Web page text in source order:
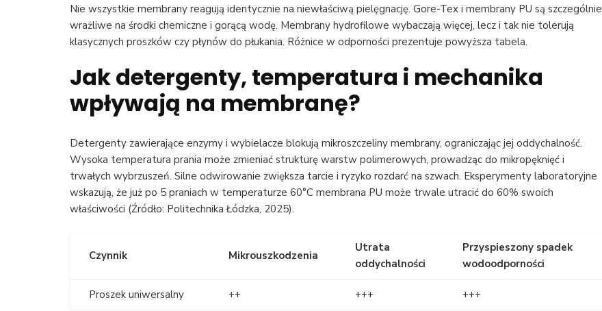
Nie wszystkie membrany reagują identycznie na niewłaściwą pielęgnację. Gore-Tex i membrany PU są szczególnie
wrażliwe na środki chemiczne i gorącą wodę. Membrany hydrofilowe wybaczają więcej, lecz i tak nie tolerują
klasycznych proszków czy płynów do płukania. Różnice w odporności prezentuje powyższa tabela.
Jak detergenty, temperatura i mechanika
wpływają na membranę?
Detergenty zawierające enzymy i wybielacze blokują mikroszczeliny membrany, ograniczając jej oddychalność.
Wysoka temperatura prania może zmieniać strukturę warstw polimerowych, prowadząc do mikropęknięć i
trwałych wybrzuszeń. Silne odwirowanie zwiększa tarcie i ryzyko rozdarć na szwach. Eksperymenty laboratoryjne
wskazują, że już po 5 praniach w temperaturze 60°C membrana PU może trwale utracić do 60% swoich
właściwości (Źródło: Politechnika Łódzka, 2025).
Czynnik Mikrouszkodzenia
Utrata
oddychalności
Przyspieszony spadek
wodoodporności
Proszek uniwersalny ++ +++ +++